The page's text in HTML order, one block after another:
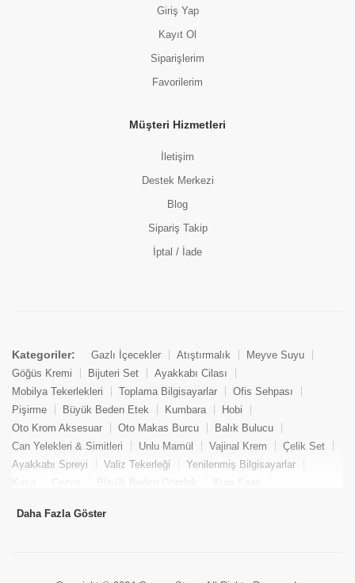
Giriş Yap
Kayıt Ol
Siparişlerim
Favorilerim
Müşteri Hizmetleri
İletişim
Destek Merkezi
Blog
Sipariş Takip
İptal / İade
Kategoriler: Gazlı İçecekler Atıştırmalık
Meyve Suyu
Göğüs Kremi
Bijuteri Set
Ayakkabı Cilası
Mobilya Tekerlekleri
Toplama Bilgisayarlar
Ofis Sehpası
Pişirme
Büyük Beden Etek Kumbara
Hobi
Oto Krom Aksesuar
Oto Makas Burcu
Balık Bulucu
Can Yelekleri & Simitleri
Unlu Mamül Vajinal Krem
Çelik Set
Ayakkabı Spreyi
Valiz Tekerleği
Yenilenmiş Bilgisayarlar
Kasa
Cezve Büyük Beden Gömlek
Kum Saati
Tekne Bağlama & Demirleme
Daha Fazla Göster